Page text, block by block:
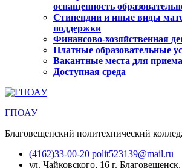
оснащенность
Стипендии и иные виды
поддержки
Финансово-хозяйственная
Платные образовательные
Вакантные места для
Доступная среда
ГПОАУ
Благовещенский политехнический
(4162)33-00-20 polit523139@mail.ru
ул. Чайковского, 16 г.